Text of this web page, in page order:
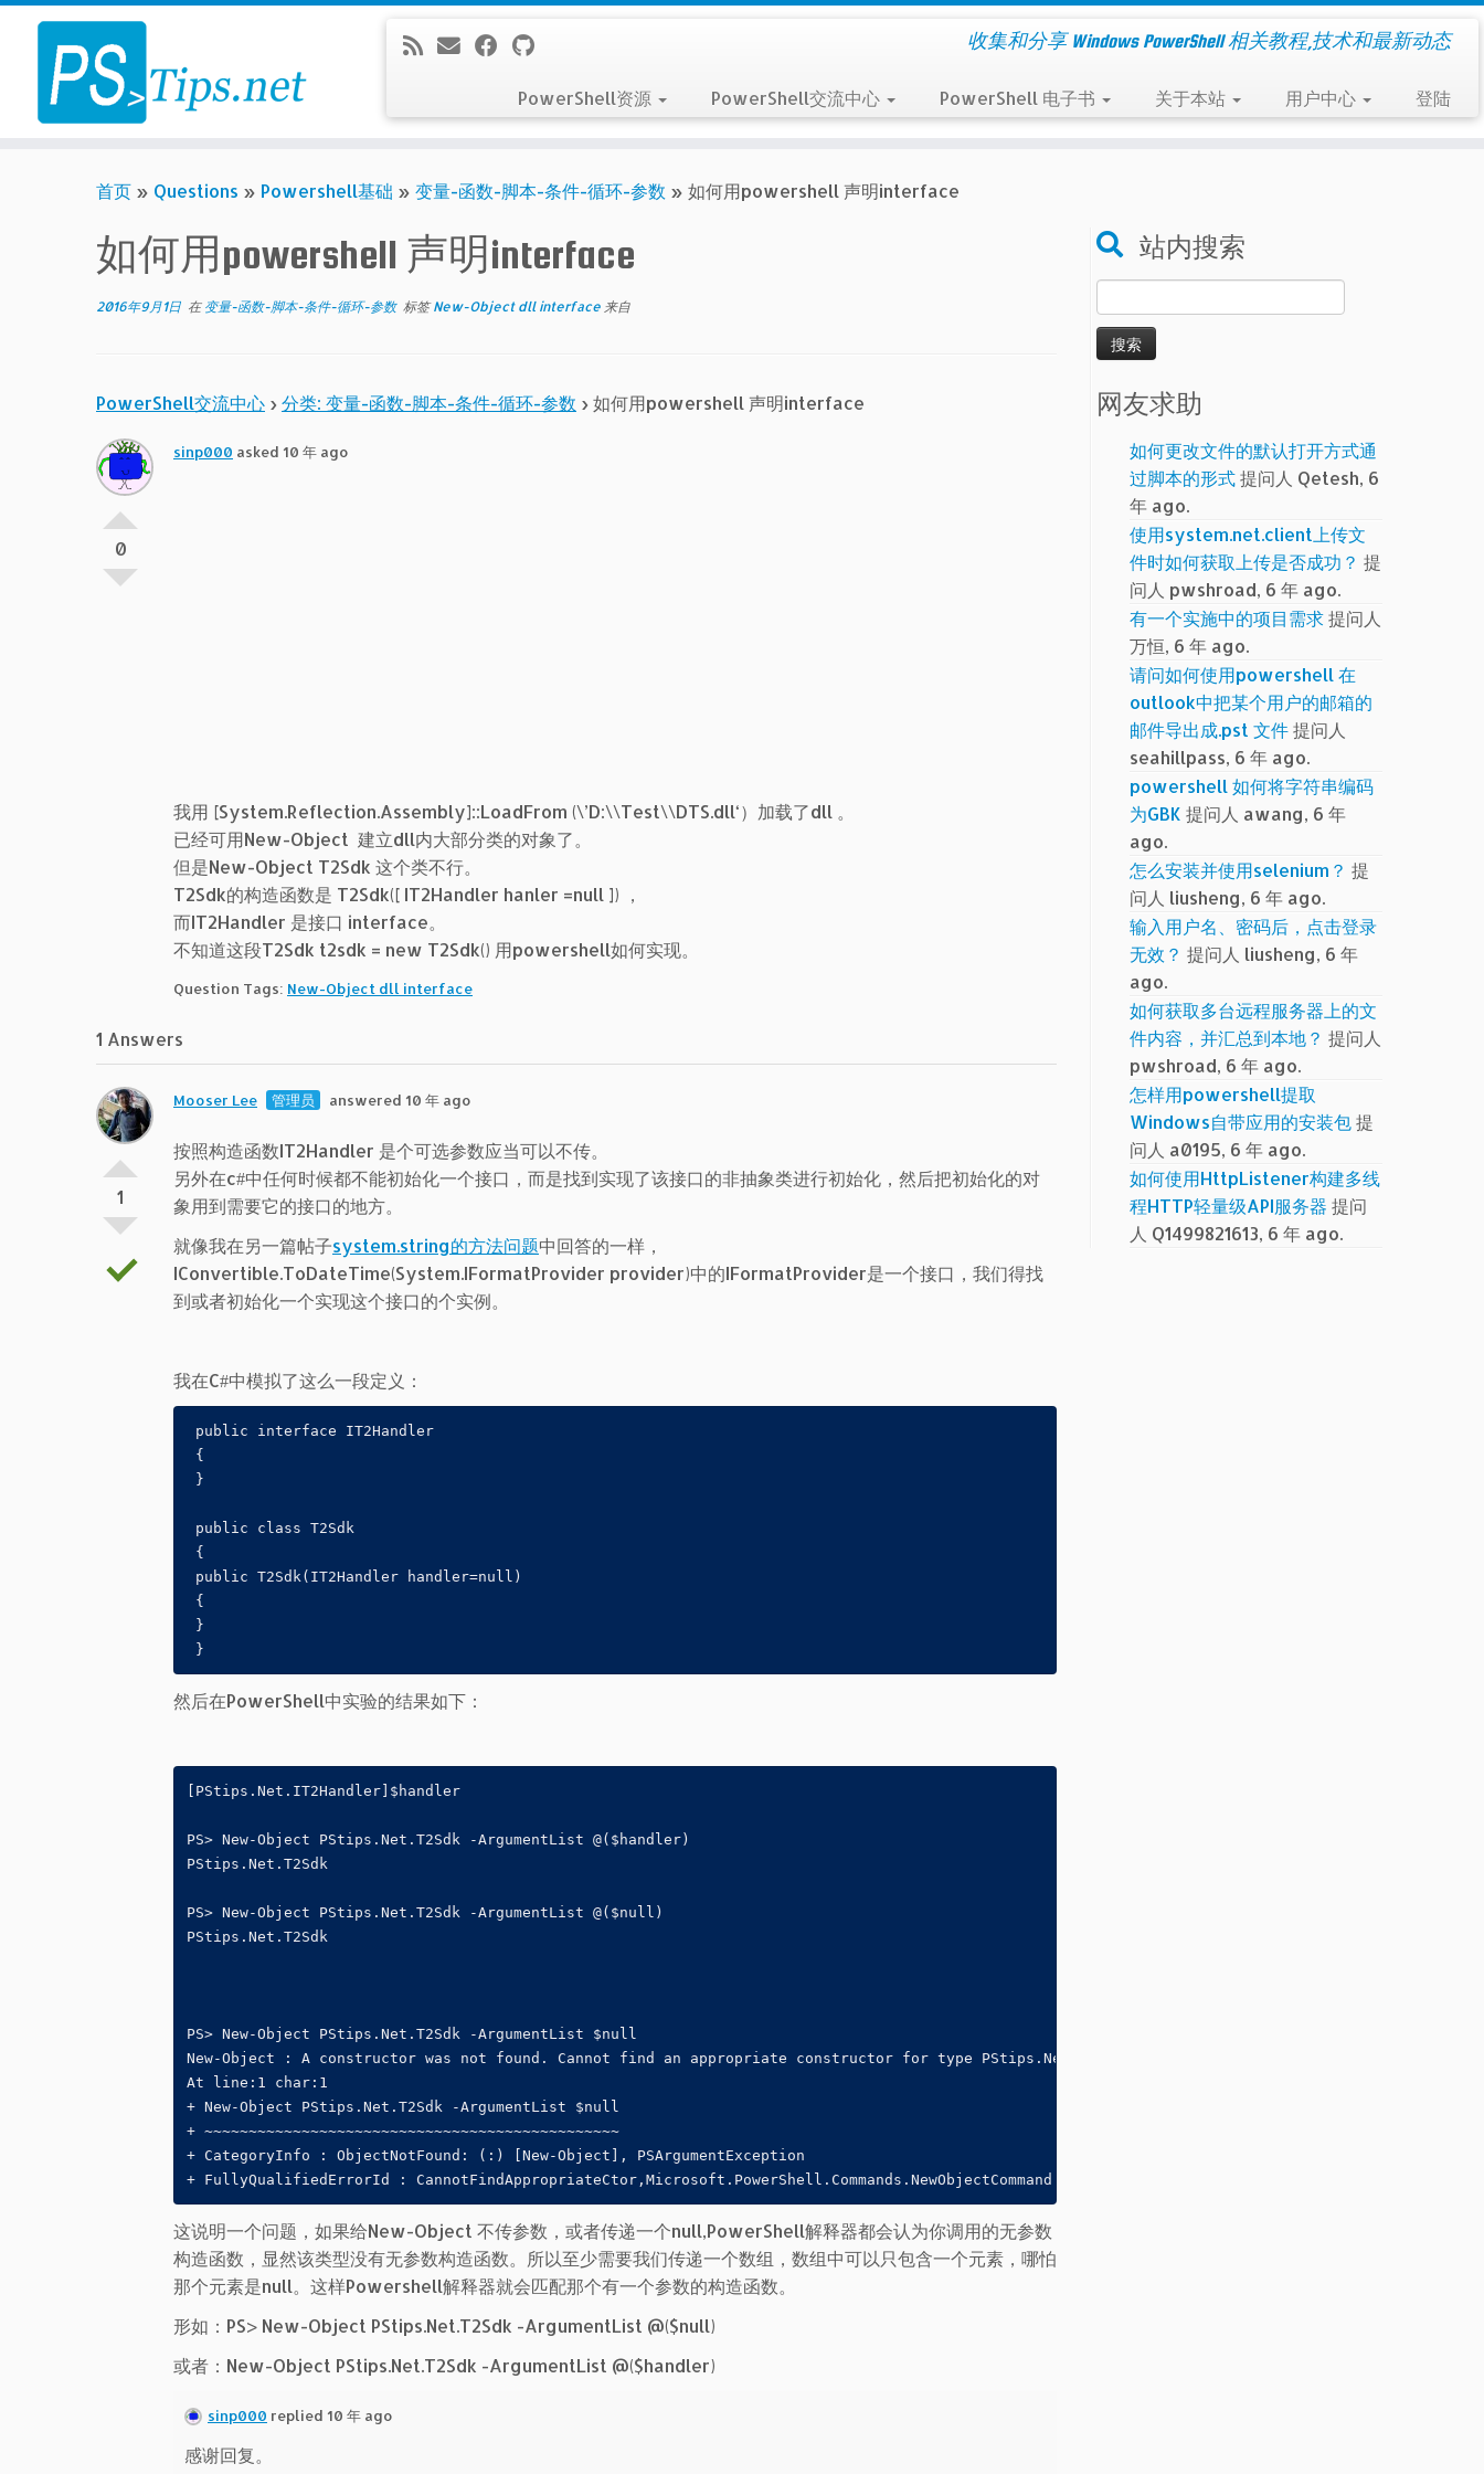
Skip
content
收集和分享 Windows PowerShell 相关教程,技术和最新动态
PowerShell资源 PowerShell交流中心 PowerShell 电子书 关于本站 用户中心 登陆
首页 » Questions » Powershell基础 » 变量-函数-脚本-条件-循环-参数 » 如何用powershell 声明interface
如何用powershell 声明interface
2016年9月1日 在 变量-函数-脚本-条件-循环-参数 标签New-Object dll interface 来自
PowerShell交流中心 › 分类: 变量-函数-脚本-条件-循环-参数 › 如何用powershell 声明interface
0
sinp000 asked 10 年 ago
我用 [System.Reflection.Assembly]::LoadFrom (\’D:\\Test\\DTS.dll‘）加载了dll 。
已经可用New-Object 建立dll内大部分类的对象了。
但是New-Object T2Sdk 这个类不行。
T2Sdk的构造函数是 T2Sdk([ IT2Handler hanler =null ]) ，
而IT2Handler 是接口 interface。
不知道这段T2Sdk t2sdk = new T2Sdk() 用powershell如何实现。
Question Tags: New-Object dll interface
1 Answers
1
Mooser Lee 管理员 answered 10 年 ago
按照构造函数IT2Handler 是个可选参数应当可以不传。
另外在c#中任何时候都不能初始化一个接口，而是找到实现了该接口的非抽象类进行初始化，然后把初始化的对
象用到需要它的接口的地方。
就像我在另一篇帖子system.string的方法问题中回答的一样，
IConvertible.ToDateTime(System.IFormatProvider provider)中的IFormatProvider是一个接口，我们得找
到或者初始化一个实现这个接口的个实例。
我在C#中模拟了这么一段定义：
public interface IT2Handler
{
}
public class T2Sdk
{
public T2Sdk(IT2Handler handler=null)
{
}
}
然后在PowerShell中实验的结果如下：
[PStips.Net.IT2Handler]$handler
PS> New-Object PStips.Net.T2Sdk -ArgumentList @($handler)
PStips.Net.T2Sdk
PS> New-Object PStips.Net.T2Sdk -ArgumentList @($null)
PStips.Net.T2Sdk
PS> New-Object PStips.Net.T2Sdk -ArgumentList $null
New-Object : A constructor was not found. Cannot find an appropriate constructor for type PStips.Net.T2Sdk.
At line:1 char:1
+ New-Object PStips.Net.T2Sdk -ArgumentList $null
+ ~~~~~~~~~~~~~~~~~~~~~~~~~~~~~~~~~~~~~~~~~~~~~~~
+ CategoryInfo : ObjectNotFound: (:) [New-Object], PSArgumentException
+ FullyQualifiedErrorId : CannotFindAppropriateCtor,Microsoft.PowerShell.Commands.NewObjectCommand
这说明一个问题，如果给New-Object 不传参数，或者传递一个null,PowerShell解释器都会认为你调用的无参数
构造函数，显然该类型没有无参数构造函数。所以至少需要我们传递一个数组，数组中可以只包含一个元素，哪怕
那个元素是null。这样Powershell解释器就会匹配那个有一个参数的构造函数。
形如：PS> New-Object PStips.Net.T2Sdk -ArgumentList @($null)
或者：New-Object PStips.Net.T2Sdk -ArgumentList @($handler)
sinp000 replied 10 年 ago
感谢回复。
站内搜索
索：
网友求助
如何更改文件的默认打开方式通
过脚本的形式提问人 Qetesh, 6
年 ago.
使用system.net.client上传文
件时如何获取上传是否成功？ 提
问人 pwshroad, 6 年 ago.
有一个实施中的项目需求提问人
万恒, 6 年 ago.
请问如何使用powershell 在
outlook中把某个用户的邮箱的
邮件导出成.pst 文件提问人
seahillpass, 6 年 ago.
powershell 如何将字符串编码
为GBK 提问人 awang, 6 年
ago.
怎么安装并使用selenium？ 提
问人 liusheng, 6 年 ago.
输入用户名、密码后，点击登录
无效？ 提问人 liusheng, 6 年
ago.
如何获取多台远程服务器上的文
件内容，并汇总到本地？ 提问人
pwshroad, 6 年 ago.
怎样用powershell提取
Windows自带应用的安装包提
问人 a0195, 6 年 ago.
如何使用HttpListener构建多线
程HTTP轻量级API服务器 提问
人 Q1499821613, 6 年 ago.